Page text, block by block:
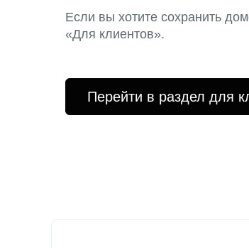
Если вы хотите сохранить
«Для клиентов».
Перейти в раздел для